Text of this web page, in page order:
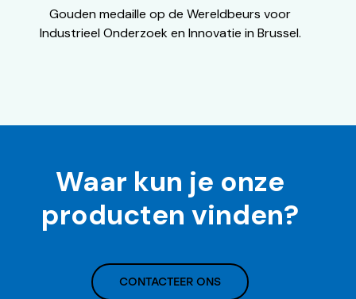
Gouden medaille op de Wereldbeurs voor
Industrieel Onderzoek en Innovatie in Brussel.
Waar kun je onze
producten vinden?
CONTACTEER ONS